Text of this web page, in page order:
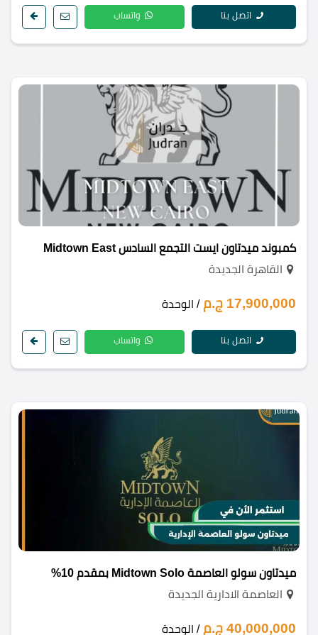
اتصل بنا واتساب
كمبوند ميدتاون ايست التجمع السادس Midtown East
القاهرة الجديدة
17,900,000 ج.م / الوحدة
اتصل بنا واتساب
ميدتاون سولو العاصمة Midtown Solo بمقدم 10%
العاصمة الادارية الجديدة
40,000,000 ج.م / الوحدة